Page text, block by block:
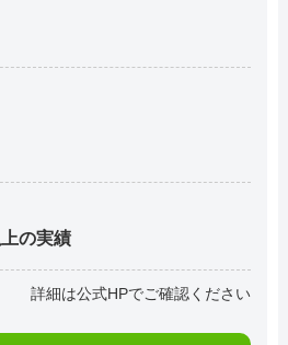
の実績
詳細は公式HPでご確認ください